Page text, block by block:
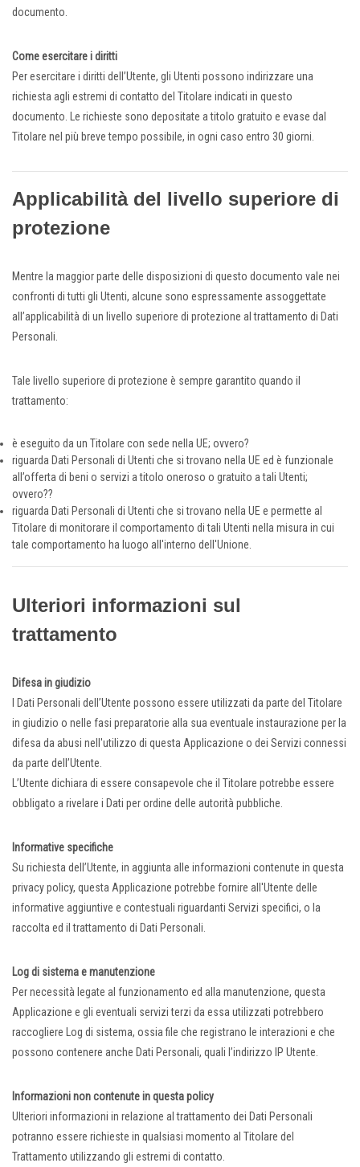
documento.
Come esercitare i diritti
Per esercitare i diritti dell’Utente, gli Utenti possono indirizzare una
richiesta agli estremi di contatto del Titolare indicati in questo
documento. Le richieste sono depositate a titolo gratuito e evase dal
Titolare nel più breve tempo possibile, in ogni caso entro 30 giorni.
Applicabilità del livello superiore di
protezione
Mentre la maggior parte delle disposizioni di questo documento vale nei
confronti di tutti gli Utenti, alcune sono espressamente assoggettate
all’applicabilità di un livello superiore di protezione al trattamento di Dati
Personali.
Tale livello superiore di protezione è sempre garantito quando il
trattamento:
è eseguito da un Titolare con sede nella UE; ovvero?
riguarda Dati Personali di Utenti che si trovano nella UE ed è funzionale
all’offerta di beni o servizi a titolo oneroso o gratuito a tali Utenti;
ovvero??
riguarda Dati Personali di Utenti che si trovano nella UE e permette al
Titolare di monitorare il comportamento di tali Utenti nella misura in cui
tale comportamento ha luogo all'interno dell'Unione.
Ulteriori informazioni sul
trattamento
Difesa in giudizio
I Dati Personali dell’Utente possono essere utilizzati da parte del Titolare
in giudizio o nelle fasi preparatorie alla sua eventuale instaurazione per la
difesa da abusi nell'utilizzo di questa Applicazione o dei Servizi connessi
da parte dell’Utente.
L’Utente dichiara di essere consapevole che il Titolare potrebbe essere
obbligato a rivelare i Dati per ordine delle autorità pubbliche.
Informative specifiche
Su richiesta dell’Utente, in aggiunta alle informazioni contenute in questa
privacy policy, questa Applicazione potrebbe fornire all'Utente delle
informative aggiuntive e contestuali riguardanti Servizi specifici, o la
raccolta ed il trattamento di Dati Personali.
Log di sistema e manutenzione
Per necessità legate al funzionamento ed alla manutenzione, questa
Applicazione e gli eventuali servizi terzi da essa utilizzati potrebbero
raccogliere Log di sistema, ossia file che registrano le interazioni e che
possono contenere anche Dati Personali, quali l’indirizzo IP Utente.
Informazioni non contenute in questa policy
Ulteriori informazioni in relazione al trattamento dei Dati Personali
potranno essere richieste in qualsiasi momento al Titolare del
Trattamento utilizzando gli estremi di contatto.